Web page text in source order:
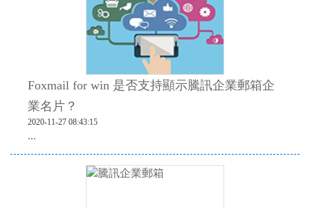
Foxmail for win 是否支持顯示騰訊企業郵箱企
業名片？
2020-11-27 08:43:15
...